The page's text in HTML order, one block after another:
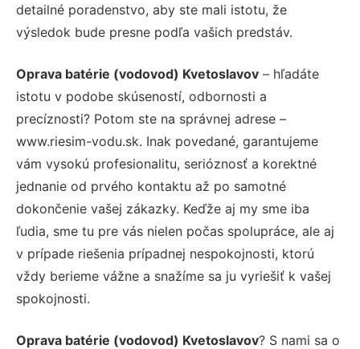
detailné poradenstvo, aby ste mali istotu, že
výsledok bude presne podľa vašich predstáv.
Oprava batérie (vodovod) Kvetoslavov – hľadáte
istotu v podobe skúseností, odbornosti a
precíznosti? Potom ste na správnej adrese –
www.riesim-vodu.sk. Inak povedané, garantujeme
vám vysokú profesionalitu, serióznosť a korektné
jednanie od prvého kontaktu až po samotné
dokončenie vašej zákazky. Keďže aj my sme iba
ľudia, sme tu pre vás nielen počas spolupráce, ale aj
v prípade riešenia prípadnej nespokojnosti, ktorú
vždy berieme vážne a snažíme sa ju vyriešiť k vašej
spokojnosti.
Oprava batérie (vodovod) Kvetoslavov? S nami sa o